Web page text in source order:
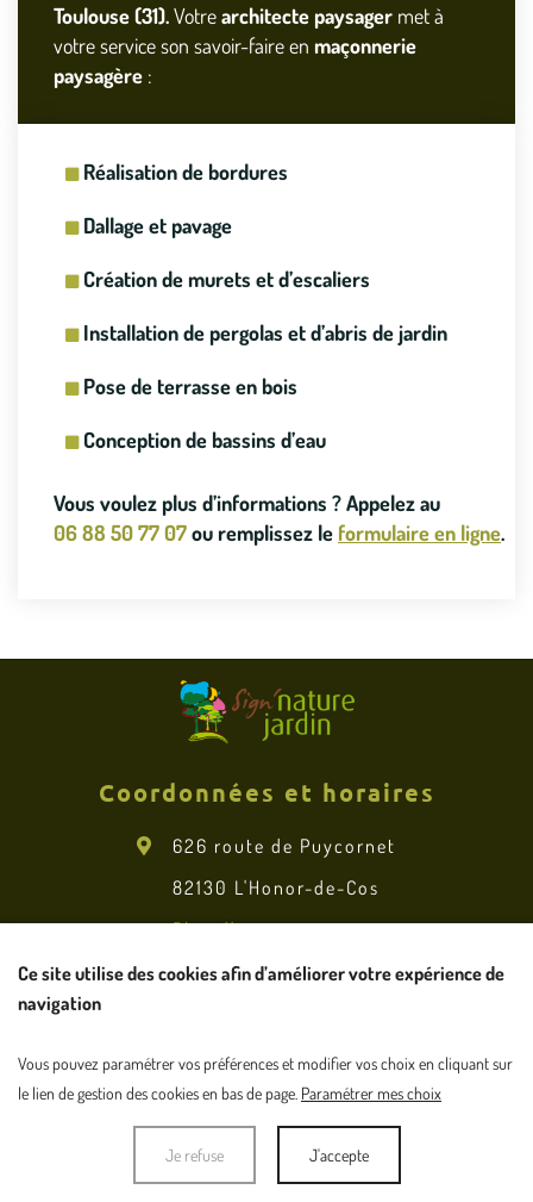
Toulouse (31).Votrearchitecte paysager met à
votre service son savoir-faire en maçonnerie
paysagère :
Réalisation de bordures
Dallage et pavage
Création de murets et d’escaliers
Installation de pergolas et d’abris de jardin
Pose de terrasse en bois
Conception de bassins d’eau
Vous voulez plus d’informations ? Appelez au
06 88 50 77 07ou remplissez le formulaire en ligne.
Coordonnées et horaires
626 route de Puycornet
82130 L'Honor-de-Cos
Plan d'accès
06 88 50 77 07
Données personnelles
Plan de site
Ce site utilise des cookies afin d’améliorer votre expérience de
navigation
Vous pouvez paramétrer vos préférences et modifier vos choix en cliquant sur
le lien de gestion des cookies en bas de page. Paramétrer mes choix
Je refuse J'accepte